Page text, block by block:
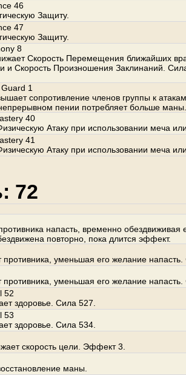
46
Защиту.
47
Защиту.
8
Скорость Перемещения ближайших
и Скорость Произношения Заклинаний.
1
сопротивление членов группы к
пении потребляет больше маны.
40
Атаку при использовании меча
41
Атаку при использовании меча
72
напасть, временно обездвиживая
повторно, пока длится эффект.
противника, уменьшая его желание
противника, уменьшая его желание
52
здоровье. Сила 527.
53
здоровье. Сила 534.
скорость цели. Эффект 3.
маны.